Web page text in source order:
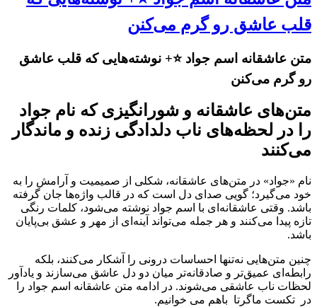
قلب عاشق رو گرم می‌کنن
متن عاشقانه اسم جواد ⭐️+ نوشته‌هایی که قلب عاشق
رو گرم می‌کنن
متن‌های عاشقانه و شورانگیزی که نام جواد
را در لحظه‌های ناب دلدادگی زنده و ماندگار
می‌کنند
نام «جواد» در متن‌های عاشقانه، شکلی از صمیمیت و آرامش را به
خود می‌گیرد؛ گویی صدای دل است که در قالب واژه‌ها جان گرفته
باشد. وقتی عاشقانه‌ای با اسم جواد نوشته می‌شود، کلمات رنگی
تازه پیدا می‌کنند و هر جمله می‌تواند آینه‌ای از مهر و عشق بی‌پایان
باشد.
چنین متن‌هایی نه‌تنها احساسات درونی را آشکار می‌کنند، بلکه
رابطه‌ای عمیق‌تر و صادقانه‌تر میان دو دل عاشق می‌سازند و یادآور
لحظات ناب عاشقی می‌شوند. در ادامه متن عاشقانه اسم جواد را
در تکست ماگرتا باهم می خوانیم.